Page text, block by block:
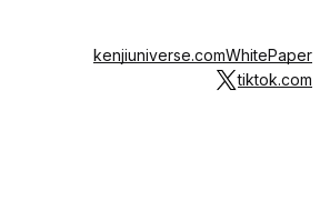
kenjiuniverse.comWhitePaper
tiktok.com